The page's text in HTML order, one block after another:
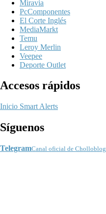
Miravia
PcComponentes
El Corte Inglés
MediaMarkt
Temu
Leroy Merlin
Veepee
Deporte Outlet
Accesos rápidos
Inicio Smart Alerts
Síguenos
TelegramCanal oficial de Cholloblog